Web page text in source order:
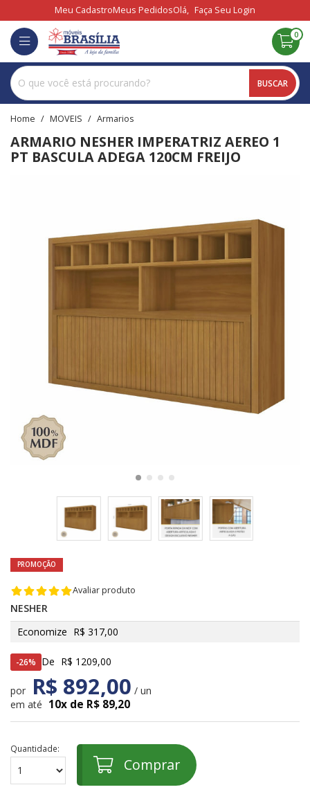
Meu CadastroMeus PedidosOlá, Faça Seu Login
BUSCAR
0
home MOVEIS armarios
ARMARIO NESHER IMPERATRIZ AEREO 1
PT BASCULA ADEGA 120CM FREIJO
PROMOÇÃO
Avaliar produto
NESHER
De R$ 1209,00
por R$ 892,00 / un
Economize R$ 317,00
26%
em até 10x de R$ 89,20
Quantidade:
Comprar